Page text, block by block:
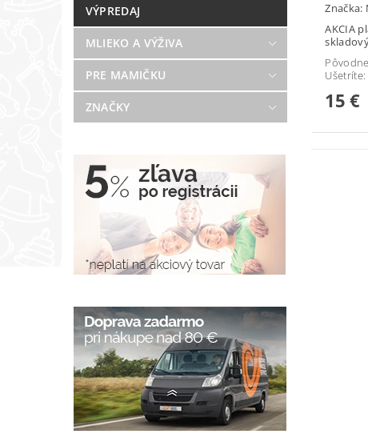
VÝPREDAJ
MLIEKO A VÝŽIVA
PRE MAMIČKU
ZNAČKY
Značka:
AKCIA
Ušetríte:
15 €